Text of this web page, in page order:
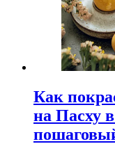
Как
на Пасху